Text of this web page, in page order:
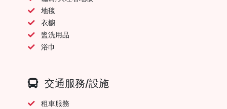
地毯
衣櫥
盥洗用品
浴巾
交通服務/設施
租車服務